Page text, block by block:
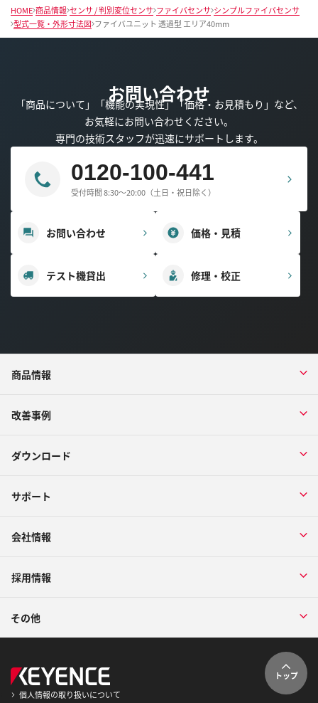
HOME 商品情報 センサ / 判別変位センサ ファイバセンサ シンプルファイバセンサ
型式一覧・外形寸法図 ファイバユニット 透過型 エリア40mm
お問い合わせ
「商品について」「機能の実現性」「価格・お見積もり」など、
お気軽にお問い合わせください。
専門の技術スタッフが迅速にサポートします。
0120-100-441
受付時間 8:30～20:00（土日・祝日除く）
お問い合わせ 価格・見積
テスト機貸出 修理・校正
商品情報
改善事例
ダウンロード
サポート
会社情報
採用情報
その他
トップ
個人情報の取り扱いについて